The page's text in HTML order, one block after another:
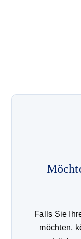
Falls Sie
möchten,